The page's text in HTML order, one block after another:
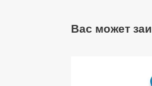
Вас может